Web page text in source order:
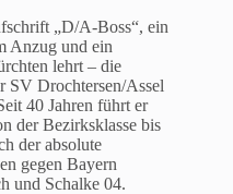
„D/A-Boss“, ein
Anzug und ein
lehrt – die
SV Drochtersen/Assel
40 Jahren führt er
der Bezirksklasse bis
der absolute
gegen Bayern
und Schalke 04.